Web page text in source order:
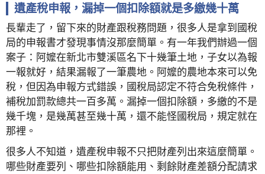
遺產稅申報，漏掉一個扣除額就是多繳幾十萬
長輩走了，留下來的財產跟稅務問題，很多人是拿到國稅
局的申報書才發現事情沒那麼簡單。有一年我們辦過一個
案子：阿嬤在新北市雙溪區名下十幾筆土地，子女以為報
一報就好，結果漏報了一筆農地。阿嬤的農地本來可以免
稅，但因為申報方式錯誤，國稅局認定不符合免稅條件，
補稅加罰款總共一百多萬。漏掉一個扣除額，多繳的不是
幾千塊，是幾萬甚至幾十萬，還不能怪國稅局，規定就在
那裡。
很多人不知道，遺產稅申報不只把財產列出來這麼簡單。
哪些財產要列、哪些扣除額能用、剩餘財產差額分配請求